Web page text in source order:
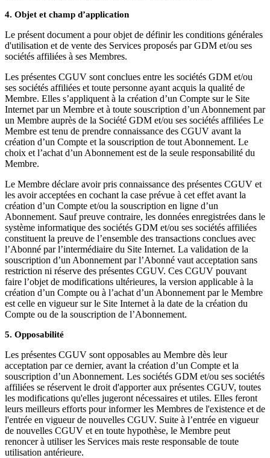
4. Objet et champ d’application
Le présent document a pour objet de définir les conditions générales
d'utilisation et de vente des Services proposés par GDM et/ou ses
sociétés affiliées à ses Membres.
Les présentes CGUV sont conclues entre les sociétés GDM et/ou
ses sociétés affiliées et toute personne ayant acquis la qualité de
Membre. Elles s’appliquent à la création d’un Compte sur le Site
Internet par un Membre et à toute souscription d’un Abonnement par
un Membre auprès de la Société GDM et/ou ses sociétés affiliées Le
Membre est tenu de prendre connaissance des CGUV avant la
création d’un Compte et la souscription de tout Abonnement. Le
choix et l’achat d’un Abonnement est de la seule responsabilité du
Membre.
Le Membre déclare avoir pris connaissance des présentes CGUV et
les avoir acceptées en cochant la case prévue à cet effet avant la
création d’un Compte et/ou la souscription en ligne d’un
Abonnement. Sauf preuve contraire, les données enregistrées dans le
système informatique des sociétés GDM et/ou ses sociétés affiliées
constituent la preuve de l’ensemble des transactions conclues avec
l’Abonné par l’intermédiaire du Site Internet. La validation de la
souscription d’un Abonnement par l’Abonné vaut acceptation sans
restriction ni réserve des présentes CGUV. Ces CGUV pouvant
faire l’objet de modifications ultérieures, la version applicable à la
création d’un Compte ou à l’achat d’un Abonnement par le Membre
est celle en vigueur sur le Site Internet à la date de la création du
Compte ou de la souscription de l’Abonnement.
5. Opposabilité
Les présentes CGUV sont opposables au Membre dès leur
acceptation par ce dernier, avant la création d’un Compte et la
souscription d’un Abonnement. Les sociétés GDM et/ou ses sociétés
affiliées se réservent le droit d'apporter aux présentes CGUV, toutes
les modifications qu'elles jugeront nécessaires et utiles. Elles feront
leurs meilleurs efforts pour informer les Membres de l'existence et de
l'entrée en vigueur de nouvelles CGUV. Suite à l’entrée en vigueur
de nouvelles CGUV et en toute hypothèse, le Membre peut
renoncer à utiliser les Services mais reste responsable de toute
utilisation antérieure.